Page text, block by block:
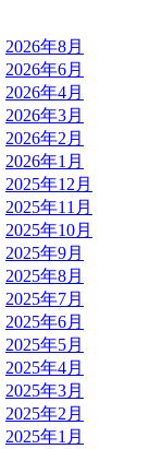
2026年8月
2026年6月
2026年4月
2026年3月
2026年2月
2026年1月
2025年12月
2025年11月
2025年10月
2025年9月
2025年8月
2025年7月
2025年6月
2025年5月
2025年4月
2025年3月
2025年2月
2025年1月